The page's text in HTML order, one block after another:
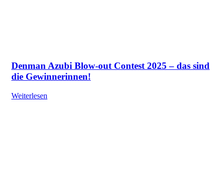
Denman Azubi Blow-out Contest 2025 – das sind
die Gewinnerinnen!
Weiterlesen